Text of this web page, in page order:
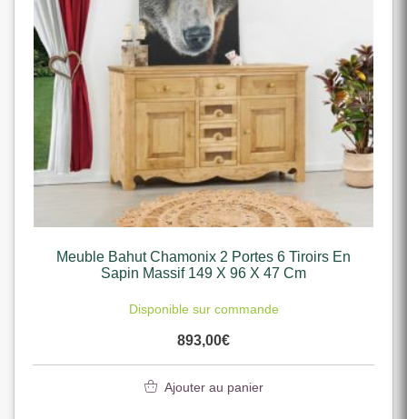
Meuble Bahut Chamonix 2 Portes 6 Tiroirs En
Sapin Massif 149 X 96 X 47 Cm
Disponible sur commande
893,00€
Ajouter au panier